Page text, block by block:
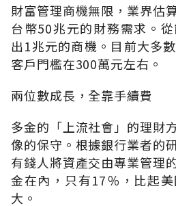
財富管理商機無限，業界估
台幣50兆元的財務需求。
出1兆元的商機。目前大多
客戶門檻在300萬元左右。
兩位數成長，全靠手續費
多金的「上流社會」的理財
像的保守。根據銀行業者的
有錢人將資產交由專業管理
金在內，只有17％，比起
大。